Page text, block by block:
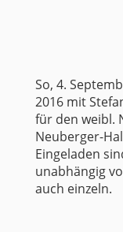
So, 4.
2016 mit
für den weibl.
Neuberger-
Eingeladen
unabhängig
auch einzeln.